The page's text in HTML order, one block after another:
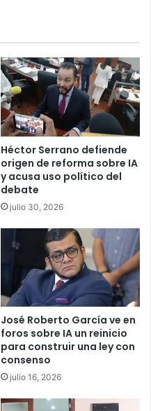
Héctor Serrano defiende
origen de reforma sobre IA
y acusa uso político del
debate
julio 30, 2026
José Roberto García ve en
foros sobre IA un reinicio
para construir una ley con
consenso
julio 16, 2026